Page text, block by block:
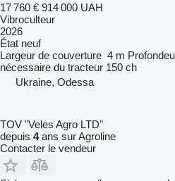
17 760 € 914 000 UAH
Vibroculteur
2026
État neuf
Largeur de couverture 4 m
nécessaire du tracteur 150 ch
Ukraine, Odessa
TOV "Veles Agro LTD"
depuis 4ans sur Agroline
Contacter le vendeur